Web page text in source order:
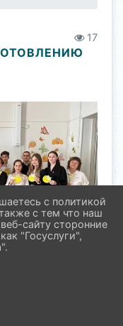
17
с политикой
с тем что наш
сайту сторонние
"Госуслуги",